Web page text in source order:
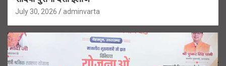
July 30, 2026 adminvarta